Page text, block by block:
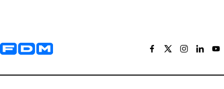
Yderligere information og kontaktoplysninger